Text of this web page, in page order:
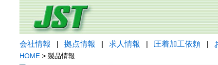
会社情報 拠点情報 求人情報 圧着加工依頼
HOME > 製品情報